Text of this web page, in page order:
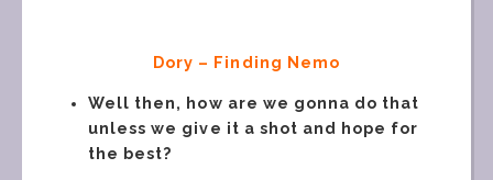
Dory – Finding Nemo
Well then, how are we gonna do that
unless we give it a shot and hope for
the best?